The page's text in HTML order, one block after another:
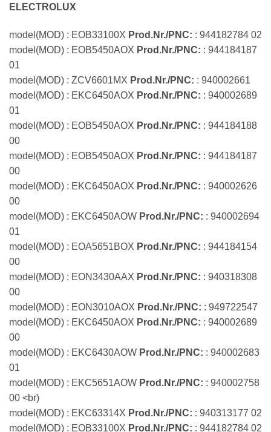
ELECTROLUX
model(MOD) : EOB33100X Prod.Nr./PNC: : 944182784 02
model(MOD) : EOB5450AOX Prod.Nr./PNC: : 944184187
01
model(MOD) : ZCV6601MX Prod.Nr./PNC: : 940002661
model(MOD) : EKC6450AOX Prod.Nr./PNC: : 940002689
01
model(MOD) : EOB5450AOX Prod.Nr./PNC: : 944184188
00
model(MOD) : EOB5450AOX Prod.Nr./PNC: : 944184187
00
model(MOD) : EKC6450AOX Prod.Nr./PNC: : 940002626
00
model(MOD) : EKC6450AOW Prod.Nr./PNC: : 940002694
01
model(MOD) : EOA5651BOX Prod.Nr./PNC: : 944184154
00
model(MOD) : EON3430AAX Prod.Nr./PNC: : 940318308
00
model(MOD) : EON3010AOX Prod.Nr./PNC: : 949722547
model(MOD) : EKC6450AOX Prod.Nr./PNC: : 940002689
00
model(MOD) : EKC6430AOW Prod.Nr./PNC: : 940002683
01
model(MOD) : EKC5651AOW Prod.Nr./PNC: : 940002758
00 <br)
model(MOD) : EKC63314X Prod.Nr./PNC: : 940313177 02
model(MOD) : EOB33100X Prod.Nr./PNC: : 944182784 02